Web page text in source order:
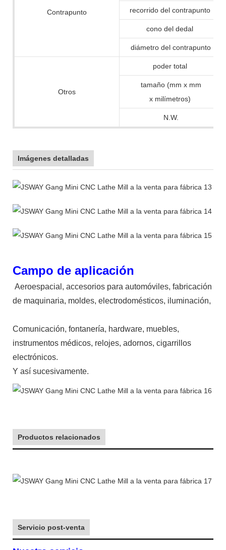
Contrapunto recorrido del contrapunto
cono del dedal
diámetro del contrapunto
Otros
poder total
tamaño (mm x mm
x milímetros)
N.W.
Imágenes detalladas
Campo de aplicación
Aeroespacial, accesorios para automóviles, fabricación
de maquinaria, moldes, electrodomésticos, iluminación,
Comunicación, fontanería, hardware, muebles,
instrumentos médicos, relojes, adornos, cigarrillos
electrónicos.
Y así sucesivamente.
Productos relacionados
Servicio post-venta